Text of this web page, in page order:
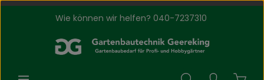
Zum Hauptinhalt springen
Wie können wir helfen? 040-7237310